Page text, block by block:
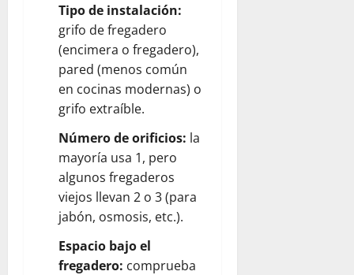
Tipo de instalación:
grifo de fregadero
(encimera o fregadero),
pared (menos común
en cocinas modernas) o
grifo extraíble.
Número de orificios: la
mayoría usa 1, pero
algunos fregaderos
viejos llevan 2 o 3 (para
jabón, osmosis, etc.).
Espacio bajo el
fregadero: comprueba